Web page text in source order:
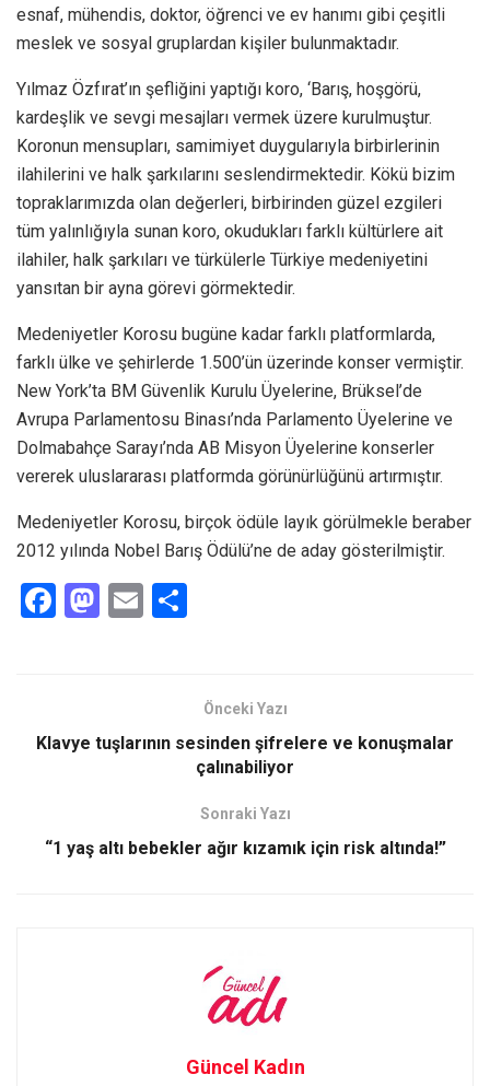
esnaf, mühendis, doktor, öğrenci ve ev hanımı gibi çeşitli
meslek ve sosyal gruplardan kişiler bulunmaktadır.
Yılmaz Özfırat’ın şefliğini yaptığı koro, ‘Barış, hoşgörü,
kardeşlik ve sevgi mesajları vermek üzere kurulmuştur.
Koronun mensupları, samimiyet duygularıyla birbirlerinin
ilahilerini ve halk şarkılarını seslendirmektedir. Kökü bizim
topraklarımızda olan değerleri, birbirinden güzel ezgileri
tüm yalınlığıyla sunan koro, okudukları farklı kültürlere ait
ilahiler, halk şarkıları ve türkülerle Türkiye medeniyetini
yansıtan bir ayna görevi görmektedir.
Medeniyetler Korosu bugüne kadar farklı platformlarda,
farklı ülke ve şehirlerde 1.500’ün üzerinde konser vermiştir.
New York’ta BM Güvenlik Kurulu Üyelerine, Brüksel’de
Avrupa Parlamentosu Binası’nda Parlamento Üyelerine ve
Dolmabahçe Sarayı’nda AB Misyon Üyelerine konserler
vererek uluslararası platformda görünürlüğünü artırmıştır.
Medeniyetler Korosu, birçok ödüle layık görülmekle beraber
2012 yılında Nobel Barış Ödülü’ne de aday gösterilmiştir.
F
o
M
d
E
Önceki Yazı
Klavye tuşlarının sesinden şifrelere ve konuşmalar
çalınabiliyor
Sonraki Yazı
“1 yaş altı bebekler ağır kızamık için risk altında!”
Güncel Kadın